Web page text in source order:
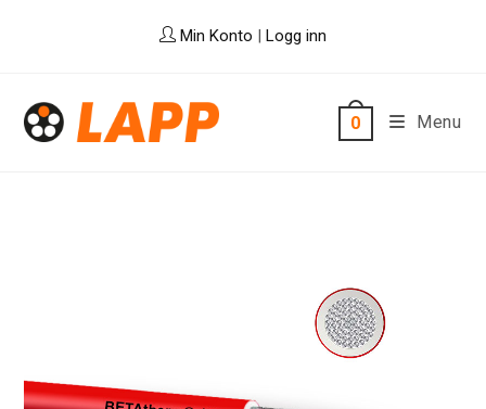
Min Konto | Logg inn
0 Menu